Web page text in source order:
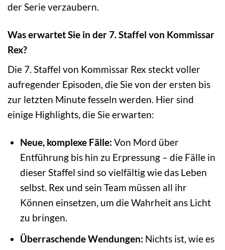
der Serie verzaubern.
Was erwartet Sie in der 7. Staffel von Kommissar
Rex?
Die 7. Staffel von Kommissar Rex steckt voller
aufregender Episoden, die Sie von der ersten bis
zur letzten Minute fesseln werden. Hier sind
einige Highlights, die Sie erwarten:
Neue, komplexe Fälle: Von Mord über
Entführung bis hin zu Erpressung – die Fälle in
dieser Staffel sind so vielfältig wie das Leben
selbst. Rex und sein Team müssen all ihr
Können einsetzen, um die Wahrheit ans Licht
zu bringen.
Überraschende Wendungen: Nichts ist, wie es